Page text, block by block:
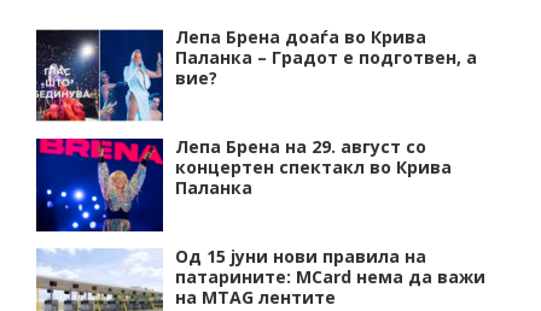
Лепа Брена доаѓа во Крива
Паланка – Градот е подготвен, а
вие?
Лепа Брена на 29. август со
концертен спектакл во Крива
Паланка
Од 15 јуни нови правила на
патарините: MCard нема да важи
на MTAG лентите